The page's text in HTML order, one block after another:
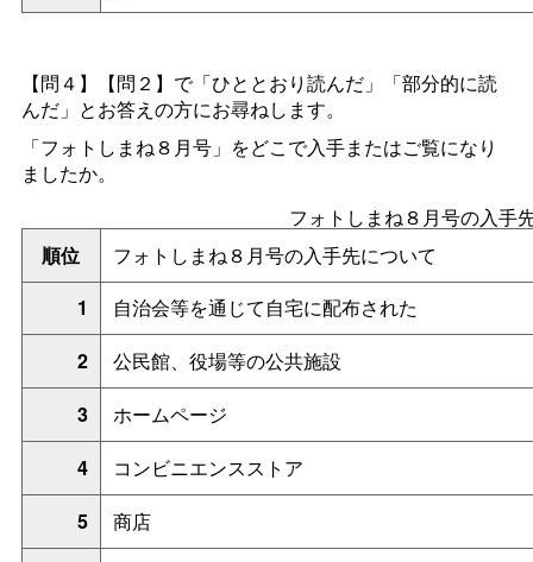
【問４】【問２】で「ひととおり読んだ」「部分的に読
んだ」とお答えの方にお尋ねします。
「フォトしまね８月号」をどこで入手またはご覧になり
ましたか。
フォトしまね８月号の入手
順位
フォトしまね８月号の入手先について
1
自治会等を通じて自宅に配布された
2
公民館、役場等の公共施設
3
ホームページ
4
コンビニエンスストア
5
商店